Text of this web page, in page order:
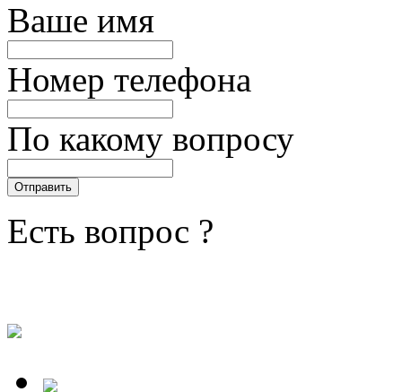
Ваше имя
Номер телефона
По какому вопросу
Есть вопрос ?